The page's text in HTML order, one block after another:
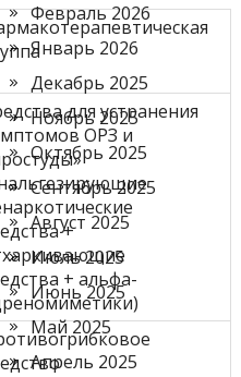
для устранения
ОРЗ и
+
+ альфа-
Февраль 2026
Январь 2026
Декабрь 2025
Ноябрь 2025
Октябрь 2025
Сентябрь 2025
Август 2025
Июль 2025
Июнь 2025
Май 2025
Апрель 2025